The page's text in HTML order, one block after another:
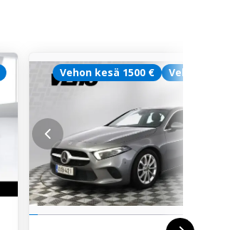
Vehon kesä 1500 € Veho Turva